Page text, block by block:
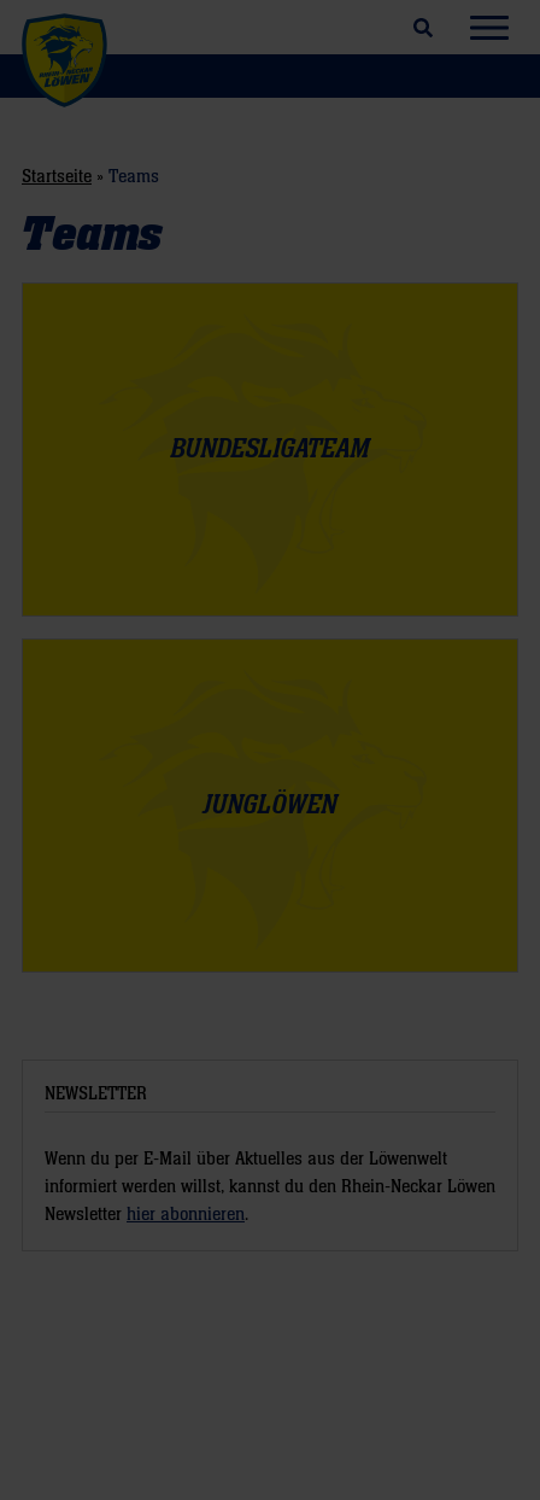
Suchfeld öffnen
Startseite » Teams
Teams
BUNDESLIGATEAM
JUNGLÖWEN
NEWSLETTER
Wenn du per E-Mail über Aktuelles aus der Löwenwelt
informiert werden willst, kannst du den Rhein-Neckar Löwen
Newsletter hier abonnieren.